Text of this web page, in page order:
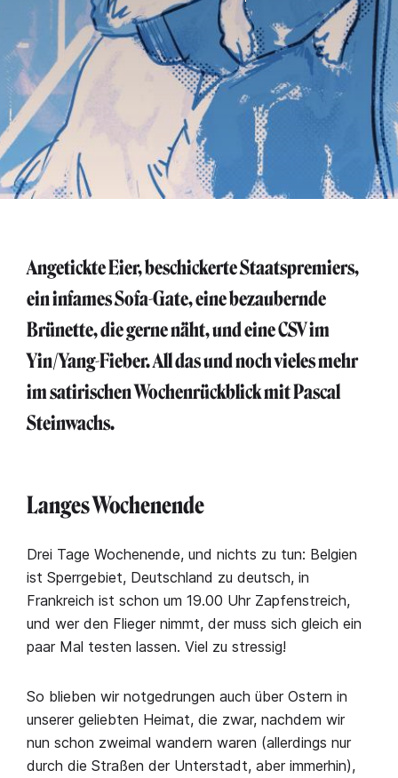
Angetickte Eier, beschickerte Staatspremiers,
ein infames Sofa-Gate, eine bezaubernde
Brünette, die gerne näht, und eine CSV im
Yin/Yang-Fieber. All das und noch vieles mehr
im satirischen Wochenrückblick mit Pascal
Steinwachs.
Langes Wochenende
Drei Tage Wochenende, und nichts zu tun: Belgien
ist Sperrgebiet, Deutschland zu deutsch, in
Frankreich ist schon um 19.00 Uhr Zapfenstreich,
und wer den Flieger nimmt, der muss sich gleich ein
paar Mal testen lassen. Viel zu stressig!
So blieben wir notgedrungen auch über Ostern in
unserer geliebten Heimat, die zwar, nachdem wir
nun schon zweimal wandern waren (allerdings nur
durch die Straßen der Unterstadt, aber immerhin),